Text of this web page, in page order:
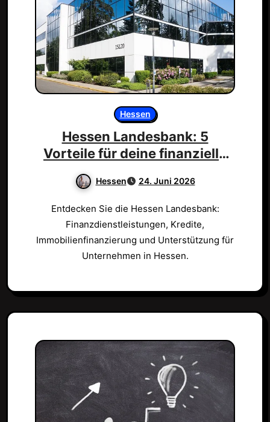
Hessen
Hessen Landesbank: 5
Vorteile für deine finanzielle
Hessen 24. Juni 2026
Entdecken Sie die Hessen Landesbank:
Finanzdienstleistungen, Kredite,
Immobilienfinanzierung und Unterstützung für
Unternehmen in Hessen.